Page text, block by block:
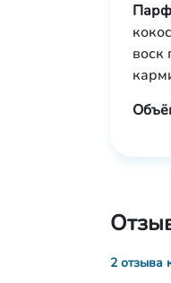
воск
2 отзыва